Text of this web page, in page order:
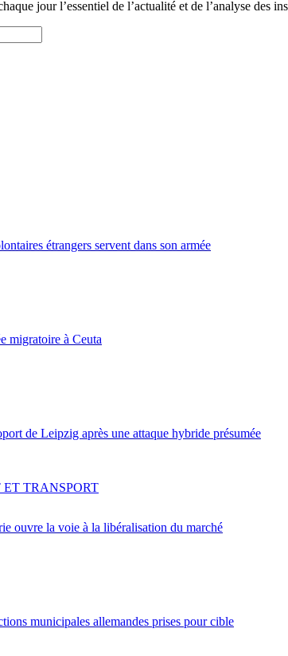
jour l’essentiel de l’actualité et de l’analyse des
étrangers servent dans son armée
migratoire à Ceuta
de Leipzig après une attaque hybride présumée
ouvre la voie à la libéralisation du marché
TRANSPORT
municipales allemandes prises pour cible